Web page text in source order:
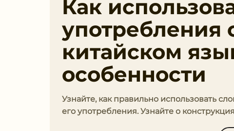
Как
употребления
китайском
особенности
Узнайте, как правильно использовать
его употребления. Узнайте о